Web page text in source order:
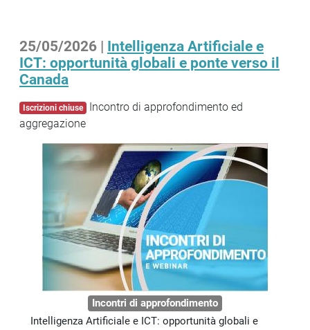
25/05/2026 | Intelligenza Artificiale e
ICT: opportunità globali e ponte verso il
Canada
Iscrizioni chiuse Incontro di approfondimento ed
aggregazione
Incontri di approfondimento
Intelligenza Artificiale e ICT: opportunità globali e